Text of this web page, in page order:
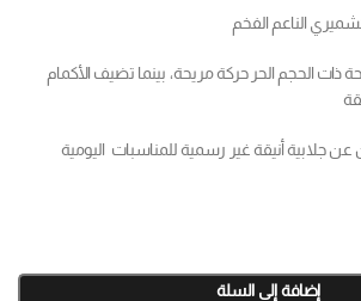
الناعم الفخم
ذات الحجم الحر حركة مريحة، بينما تضيف الأكمام
عن جلابية أنيقة غير رسمية للمناسبات اليومية
إضافة إلى السلة